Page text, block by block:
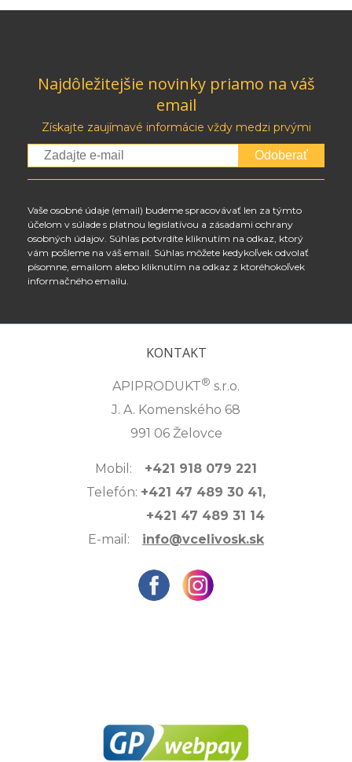
Najdôležitejšie novinky priamo na váš
email
Získajte zaujímavé informácie vždy medzi prvými
Odoberať
Vaše osobné údaje (email) budeme spracovávať len za týmto
účelom v súlade s platnou legislatívou a zásadami ochrany
osobných údajov. Súhlas potvrdíte kliknutím na odkaz, ktorý
vám pošleme na váš email. Súhlas môžete kedykoľvek odvolať
písomne, emailom alebo kliknutím na odkaz z ktoréhokoľvek
informačného emailu.
KONTAKT
APIPRODUKT® s.r.o.
J. A. Komenského 68
991 06 Želovce
Mobil: +421 918 079 221
Telefón: +421 47 489 30 41,
+421 47 489 31 14
E-mail: info@vcelivosk.sk